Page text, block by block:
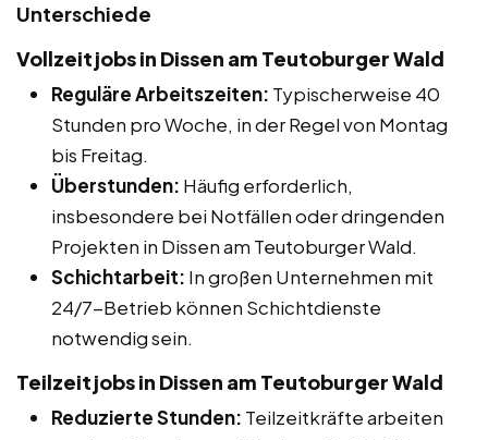
Unterschiede
Vollzeitjobs in Dissen am Teutoburger Wald
Reguläre Arbeitszeiten: Typischerweise 40
Stunden pro Woche, in der Regel von Montag
bis Freitag.
Überstunden: Häufig erforderlich,
insbesondere bei Notfällen oder dringenden
Projekten in Dissen am Teutoburger Wald.
Schichtarbeit: In großen Unternehmen mit
24/7-Betrieb können Schichtdienste
notwendig sein.
Teilzeitjobs in Dissen am Teutoburger Wald
Reduzierte Stunden: Teilzeitkräfte arbeiten